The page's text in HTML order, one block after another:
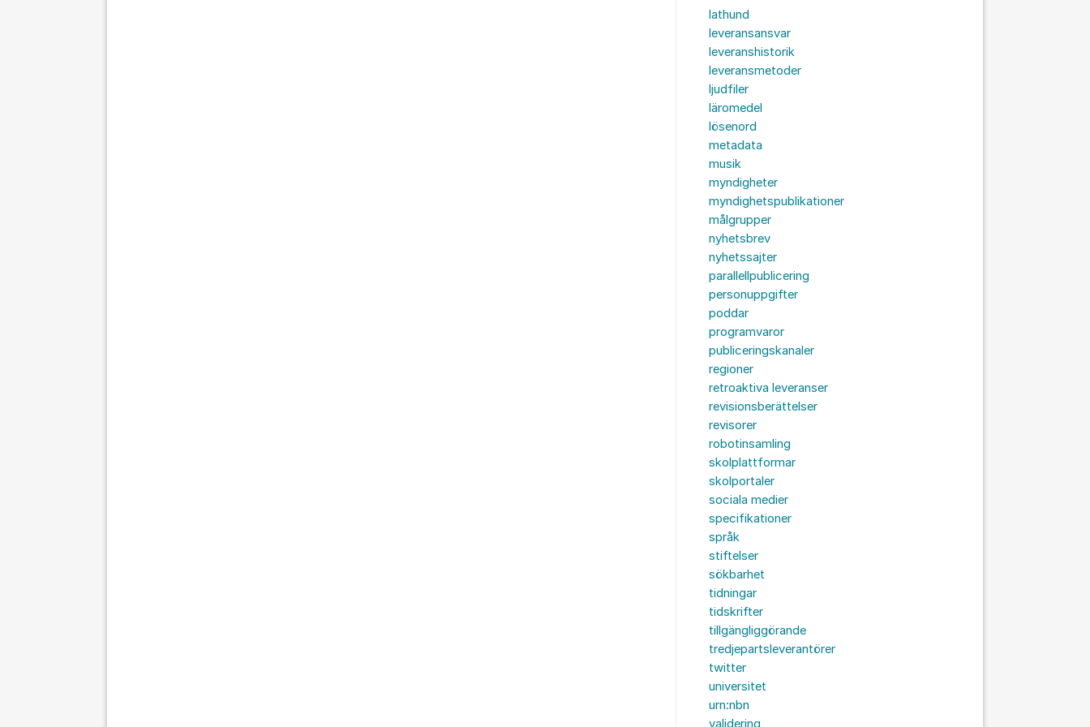
lathund
leveransansvar
leveranshistorik
leveransmetoder
ljudfiler
läromedel
lösenord
metadata
musik
myndigheter
myndighetspublikationer
målgrupper
nyhetsbrev
nyhetssajter
parallellpublicering
personuppgifter
poddar
programvaror
publiceringskanaler
regioner
retroaktiva leveranser
revisionsberättelser
revisorer
robotinsamling
skolplattformar
skolportaler
sociala medier
specifikationer
språk
stiftelser
sökbarhet
tidningar
tidskrifter
tillgängliggörande
tredjepartsleverantörer
twitter
universitet
urn:nbn
validering